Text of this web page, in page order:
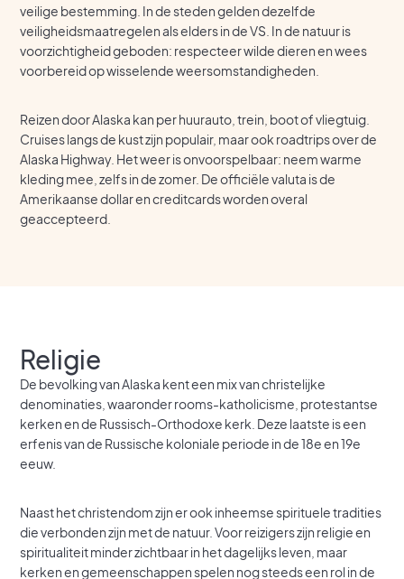
veilige bestemming. In de steden gelden dezelfde
veiligheidsmaatregelen als elders in de VS. In de natuur is
voorzichtigheid geboden: respecteer wilde dieren en wees
voorbereid op wisselende weersomstandigheden.
Reizen door Alaska kan per huurauto, trein, boot of vliegtuig.
Cruises langs de kust zijn populair, maar ook roadtrips over de
Alaska Highway. Het weer is onvoorspelbaar: neem warme
kleding mee, zelfs in de zomer. De officiële valuta is de
Amerikaanse dollar en creditcards worden overal
geaccepteerd.
Religie
De bevolking van Alaska kent een mix van christelijke
denominaties, waaronder rooms-katholicisme, protestantse
kerken en de Russisch-Orthodoxe kerk. Deze laatste is een
erfenis van de Russische koloniale periode in de 18e en 19e
eeuw.
Naast het christendom zijn er ook inheemse spirituele tradities
die verbonden zijn met de natuur. Voor reizigers zijn religie en
spiritualiteit minder zichtbaar in het dagelijks leven, maar
kerken en gemeenschappen spelen nog steeds een rol in de